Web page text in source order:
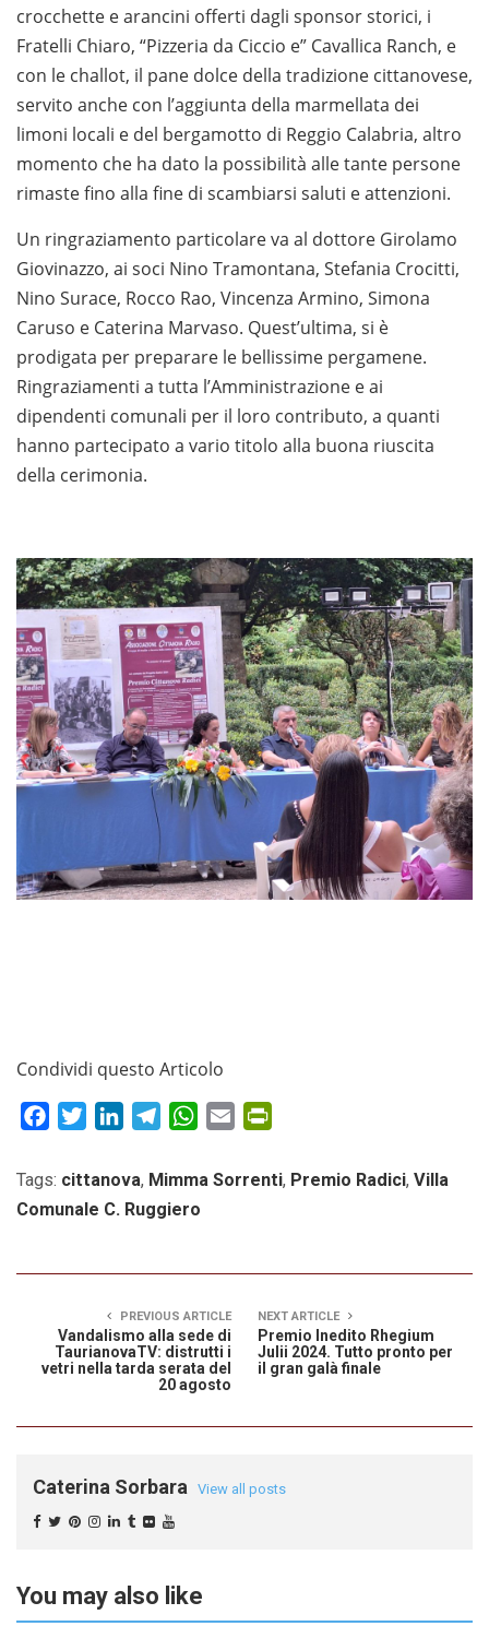
crocchette e arancini offerti dagli sponsor storici, i
Fratelli Chiaro, “Pizzeria da Ciccio e” Cavallica Ranch, e
con le challot, il pane dolce della tradizione cittanovese,
servito anche con l’aggiunta della marmellata dei
limoni locali e del bergamotto di Reggio Calabria, altro
momento che ha dato la possibilità alle tante persone
rimaste fino alla fine di scambiarsi saluti e attenzioni.
Un ringraziamento particolare va al dottore Girolamo
Giovinazzo, ai soci Nino Tramontana, Stefania Crocitti,
Nino Surace, Rocco Rao, Vincenza Armino, Simona
Caruso e Caterina Marvaso. Quest’ultima, si è
prodigata per preparare le bellissime pergamene.
Ringraziamenti a tutta l’Amministrazione e ai
dipendenti comunali per il loro contributo, a quanti
hanno partecipato a vario titolo alla buona riuscita
della cerimonia.
Condividi questo Articolo
FacebookTwitterLinkedInTelegramWhatsApp
Email
Tags: cittanova, Mimma Sorrenti, Premio Radici, Villa
Comunale C. Ruggiero
PREVIOUS ARTICLE
Vandalismo alla sede di
TaurianovaTV: distrutti i
vetri nella tarda serata del
20 agosto
NEXT ARTICLE
Premio Inedito Rhegium
Julii 2024. Tutto pronto per
il gran galà finale
Caterina Sorbara View all posts
You may also like